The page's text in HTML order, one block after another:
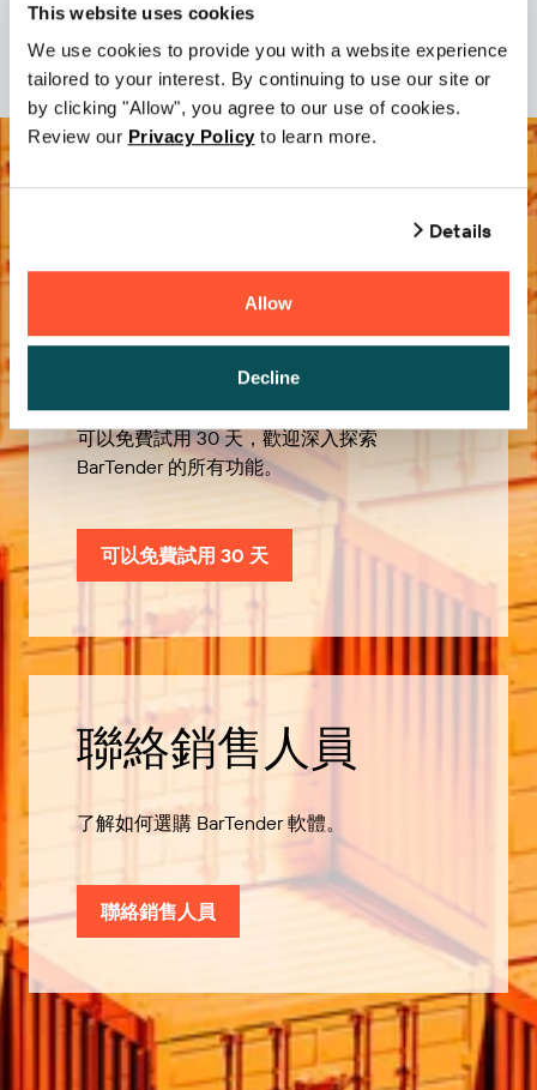
This website uses cookies
We use cookies to provide you with a website experience
tailored to your interest. By continuing to use our site or
by clicking "Allow", you agree to our use of cookies.
Review our Privacy Policy to learn more.
Details
Allow
Decline
日期: 2026-05-05
歡迎免費試用
可以免費試用 30 天，歡迎深入探索
BarTender 的所有功能。
可以免費試用 30 天
聯絡銷售人員
了解如何選購 BarTender 軟體。
聯絡銷售人員